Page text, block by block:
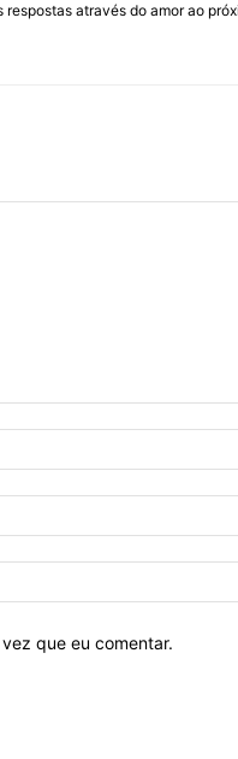
através do amor ao
que eu comentar.